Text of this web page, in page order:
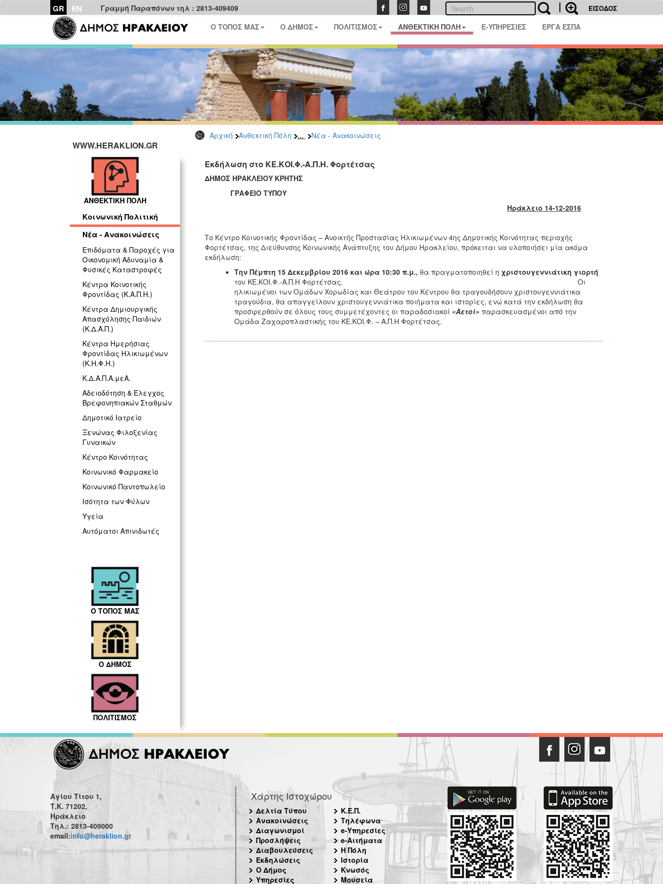
GR EN Γραμμή Παραπόνων τηλ : 2813-409409 ΕΙΣΟΔΟΣ
Ο ΤΟΠΟΣ ΜΑΣ Ο ΔΗΜΟΣ ΠΟΛΙΤΙΣΜΟΣ ΑΝΘΕΚΤΙΚΗ ΠΟΛΗ E-ΥΠΗΡΕΣΙΕΣ ΕΡΓΑ ΕΣΠΑ
Αρχική Ανθεκτική Πόλη ... Νέα - Ανακοινώσεις
WWW.HERAKLION.GR
ΑΝΘΕΚΤΙΚΗ ΠΟΛΗ
Κοινωνική Πολιτική
Νέα - Ανακοινώσεις
Επιδόματα & Παροχές για
Οικονομική Αδυναμία &
Φυσικές Καταστροφές
Κέντρα Κοινοτικής
Φροντίδας (Κ.Α.Π.Η.)
Κέντρα Δημιουργικής
Απασχόλησης Παιδιών
(Κ.Δ.Α.Π.)
Κέντρα Ημερήσιας
Φροντίδας Ηλικιωμένων
(Κ.Η.Φ.Η.)
Κ.Δ.Α.Π.Α.μεΑ.
Αδειοδότηση & Έλεγχος
Βρεφονηπιακών Σταθμών
Δημοτικό Ιατρείο
Ξενώνας Φιλοξενίας
Γυναικών
Κέντρο Κοινότητας
Κοινωνικό Φαρμακείο
Κοινωνικό Παντοπωλείο
Ισότητα των Φύλων
Υγεία
Αυτόματοι Απινιδωτές
Ο ΤΟΠΟΣ ΜΑΣ
Ο ΔΗΜΟΣ
ΠΟΛΙΤΙΣΜΟΣ
Εκδήλωση στο ΚΕ.ΚΟΙ.Φ.-Α.Π.Η. Φορτέτσας
ΔΗΜΟΣ ΗΡΑΚΛΕΙΟΥ ΚΡΗΤΗΣ
ΓΡΑΦΕΙΟ ΤΥΠΟΥ
Ηράκλειο 14-12-2016
Το Κέντρο Κοινοτικής Φροντίδας – Ανοικτής Προστασίας Ηλικιωμένων 4ης Δημοτικής Κοινότητας περιοχής
Φορτέτσας, της Διεύθυνσης Κοινωνικής Ανάπτυξης του Δήμου Ηρακλείου, πρόκειται να υλοποιήσει μία ακόμα
εκδήλωση:
Την Πέμπτη 15 Δεκεμβρίου 2016 και ώρα 10:30 π.μ., θα πραγματοποιηθεί η χριστουγεννιάτικη γιορτή
του ΚΕ.ΚΟΙ.Φ.-Α.Π.Η Φορτέτσας. Οι
ηλικιωμένοι των Ομάδων Χορωδίας και Θεάτρου του Κέντρου θα τραγουδήσουν χριστουγεννιάτικα
τραγούδια, θα απαγγείλουν χριστουγεννιάτικα ποιήματα και ιστορίες, ενώ κατά την εκδήλωση θα
προσφερθούν σε όλους τους συμμετέχοντες οι παραδοσιακοί «Αετοί» παρασκευασμένοι από την
Ομάδα Ζαχαροπλαστικής του ΚΕ.ΚΟΙ.Φ. – Α.Π.Η Φορτέτσας.
Αγίου Τίτου 1,
Τ.Κ. 71202,
Ηράκλειο
Τηλ.: 2813-409000
email:info@heraklion.gr
Χάρτης Ιστοχώρου
Δελτία Τύπου
Ανακοινώσεις
Διαγωνισμοί
Προσλήψεις
Διαβουλεύσεις
Εκδηλώσεις
Ο Δήμος
Υπηρεσίες
Κ.Ε.Π.
Τηλέφωνα
e-Υπηρεσίες
e-Αιτήματα
Η Πόλη
Ιστορία
Κνωσός
Μουσεία